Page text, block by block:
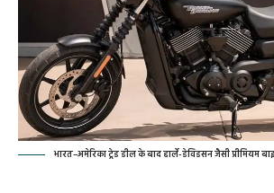
भारत–अमेरिका ट्रेड डील के बाद हार्ले-डेविडसन जैसी प्रीमियम